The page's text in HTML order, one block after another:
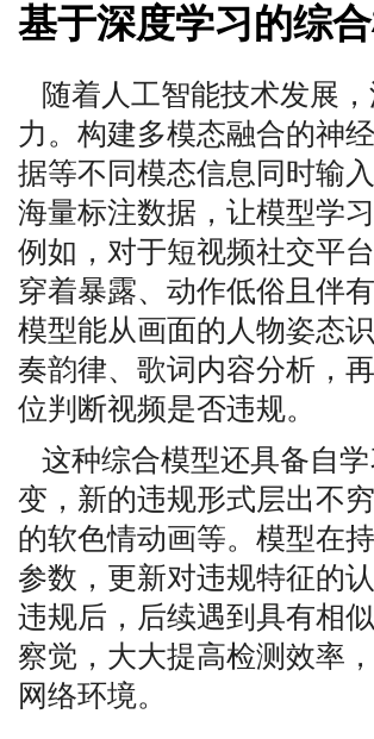
基于深度学习的综
随着人工智能技术发展
力。构建多模态融合的神
据等不同模态信息同时输
海量标注数据，让模型学
例如，对于短视频社交平
穿着暴露、动作低俗且伴
模型能从画面的人物姿态
奏韵律、歌词内容分析，
位判断视频是否违规。
这种综合模型还具备自
变，新的违规形式层出不
的软色情动画等。模型在
参数，更新对违规特征的
违规后，后续遇到具有相
察觉，大大提高检测效率
网络环境。